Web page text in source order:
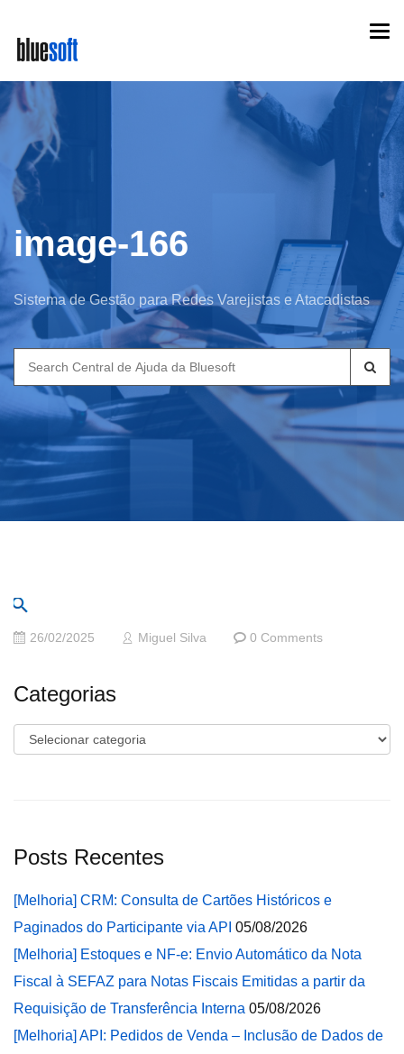
main
content
image-166
Sistema de Gestão para Redes Varejistas e Atacadistas
Search
for:
26/02/2025 Miguel Silva 0 Comments
Categorias
Categorias
Posts Recentes
[Melhoria] CRM: Consulta de Cartões Históricos e
Paginados do Participante via API 05/08/2026
[Melhoria] Estoques e NF-e: Envio Automático da Nota
Fiscal à SEFAZ para Notas Fiscais Emitidas a partir da
Requisição de Transferência Interna 05/08/2026
[Melhoria] API: Pedidos de Venda – Inclusão de Dados de